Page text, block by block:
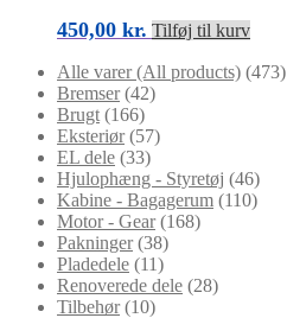
450,00 kr. Tilføj til kurv
Alle varer (All products) (473)
Bremser (42)
Brugt (166)
Eksteriør (57)
EL dele (33)
Hjulophæng - Styretøj (46)
Kabine - Bagagerum (110)
Motor - Gear (168)
Pakninger (38)
Pladedele (11)
Renoverede dele (28)
Tilbehør (10)